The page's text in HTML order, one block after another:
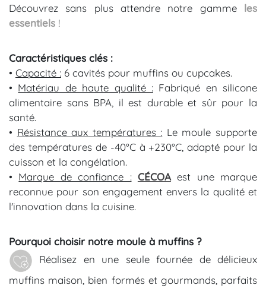
Découvrez sans plus attendre notre gamme les
essentiels !
Caractéristiques clés :
• Capacité : 6 cavités pour muffins ou cupcakes.
• Matériau de haute qualité :Fabriqué en silicone
alimentaire sans BPA, il est durable et sûr pour la
santé.
• Résistance aux températures : Le moule supporte
des températures de -40°C à +230°C, adapté pour la
cuisson et la congélation.
• Marque de confiance : CÉCOAest une marque
reconnue pour son engagement envers la qualité et
l'innovation dans la cuisine.
Pourquoi choisir notre moule à muffins ?
Réalisez en une seule fournée de délicieux
muffins maison, bien formés et gourmands, parfaits